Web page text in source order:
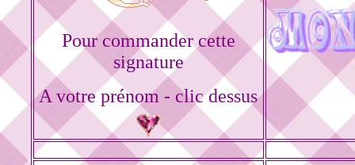
Pour commander cette
signature
A votre prénom - clic dessus